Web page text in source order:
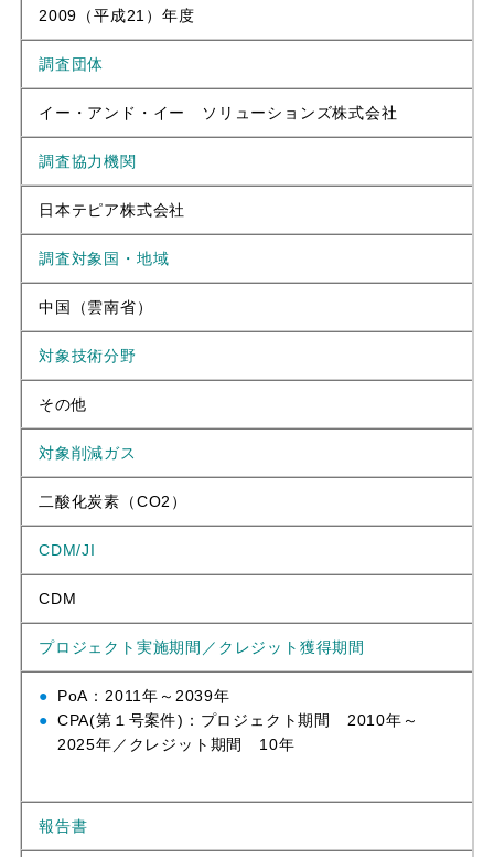
2009（平成21）年度
調査団体
イー・アンド・イー ソリューションズ株式会社
調査協力機関
日本テピア株式会社
調査対象国・地域
中国（雲南省）
対象技術分野
その他
対象削減ガス
二酸化炭素（CO2）
CDM/JI
CDM
プロジェクト実施期間／クレジット獲得期間
PoA：2011年～2039年
CPA(第１号案件)：プロジェクト期間 2010年～
2025年／クレジット期間 10年
報告書